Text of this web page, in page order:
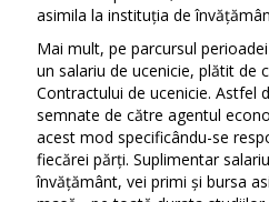
asimila la instituția de
Mai mult, pe parcursul
un salariu de ucenicie, plătit de
Contractului de ucenicie. Astfel
semnate de către agentul
acest mod specificându-se
fiecărei părți. Suplimentar
învățământ, vei primi și bursa